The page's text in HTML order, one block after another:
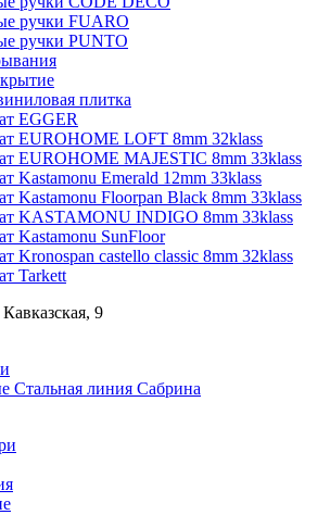
ручки FUARO
ручки PUNTO
плитка
EGGER
EUROHOME LOFT 8mm 32klass
EUROHOME MAJESTIC 8mm 33klass
Kastamonu Emerald 12mm 33klass
Kastamonu Floorpan Black 8mm 33klass
KASTAMONU INDIGO 8mm 33klass
Kastamonu SunFloor
Kronospan castello classic 8mm 32klass
Tarkett
9
Стальная линия Сабрина